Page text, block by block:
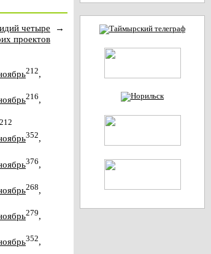
четыре
проектов
→
212,
216,
212
352,
376,
268,
279,
352,